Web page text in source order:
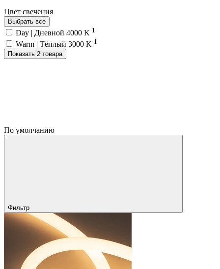
Цвет свечения
Выбрать все
Day | Дневной 4000 K 1
Warm | Тёплый 3000 K 1
Показать 2 товара
По умолчанию
Фильтр